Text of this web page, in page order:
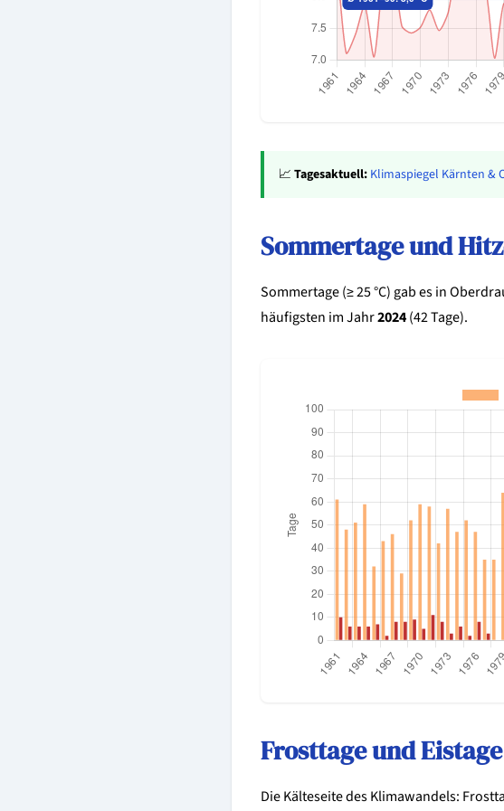
📈 Tagesaktuell: Klimaspiegel Kärnten &
Sommertage und
Sommertage (≥ 25 °C) gab es in
häufigsten im Jahr2024(42 Tage).
Frosttage und
Die Kälteseite des Klimawandels: